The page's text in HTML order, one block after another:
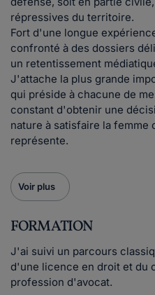
répressives du territoire.
Fort d'une longue
confronté à des dossiers
un retentissement
J'attache la plus grande
qui préside à chacune de
constant d'obtenir une
nature à satisfaire la femme
représente.
Voir plus
FORMATION
J'ai suivi un parcours
d'une licence en droit et du
profession d'avocat.